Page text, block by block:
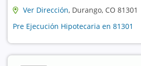
Ver Dirección, Durango, CO 81301
Pre Ejecución Hipotecaria en 81301